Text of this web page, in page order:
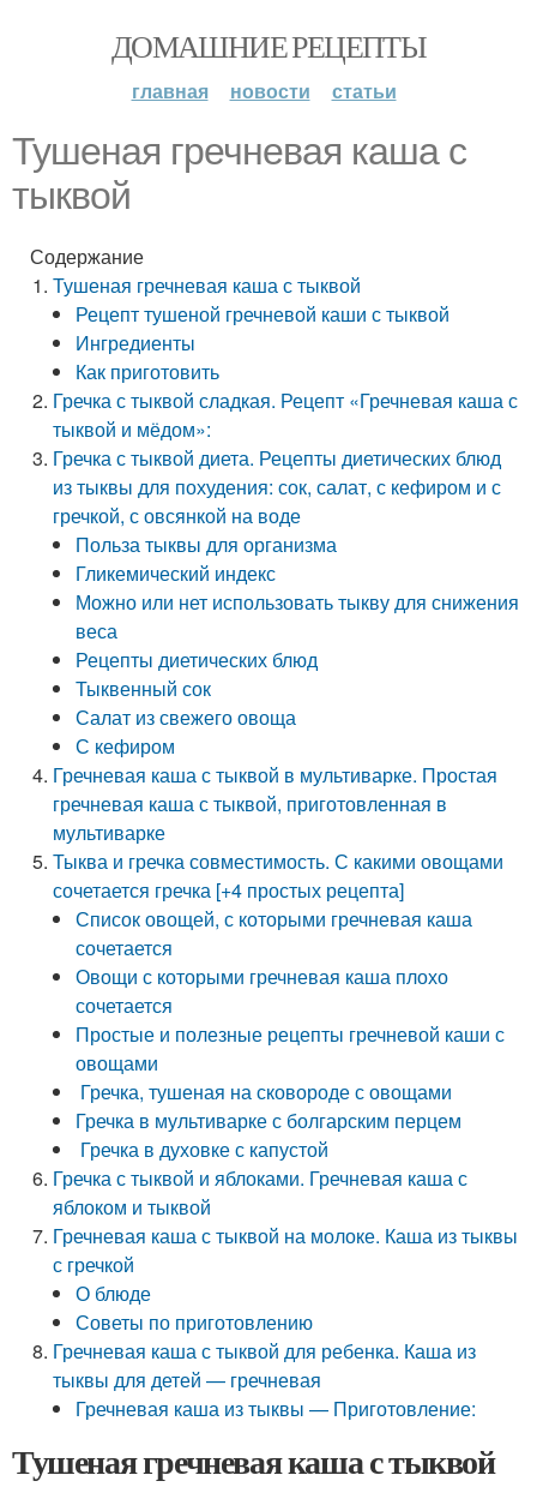
ДОМАШНИЕ РЕЦЕПТЫ
главная новости статьи
Тушеная гречневая каша с
тыквой
Содержание
Тушеная гречневая каша с тыквой
Рецепт тушеной гречневой каши с тыквой
Ингредиенты
Как приготовить
Гречка с тыквой сладкая. Рецепт «Гречневая каша с
тыквой и мёдом»:
Гречка с тыквой диета. Рецепты диетических блюд
из тыквы для похудения: сок, салат, с кефиром и с
гречкой, с овсянкой на воде
Польза тыквы для организма
Гликемический индекс
Можно или нет использовать тыкву для снижения
веса
Рецепты диетических блюд
Тыквенный сок
Салат из свежего овоща
С кефиром
Гречневая каша с тыквой в мультиварке. Простая
гречневая каша с тыквой, приготовленная в
мультиварке
Тыква и гречка совместимость. С какими овощами
сочетается гречка [+4 простых рецепта]
Список овощей, с которыми гречневая каша
сочетается
Овощи с которыми гречневая каша плохо
сочетается
Простые и полезные рецепты гречневой каши с
овощами
Гречка, тушеная на сковороде с овощами
Гречка в мультиварке с болгарским перцем
Гречка в духовке с капустой
Гречка с тыквой и яблоками. Гречневая каша с
яблоком и тыквой
Гречневая каша с тыквой на молоке. Каша из тыквы
с гречкой
О блюде
Советы по приготовлению
Гречневая каша с тыквой для ребенка. Каша из
тыквы для детей — гречневая
Гречневая каша из тыквы — Приготовление:
Тушеная гречневая каша с тыквой